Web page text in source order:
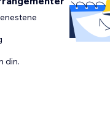
din.